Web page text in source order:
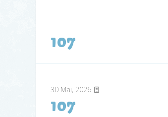
107
30 Mai, 2026
107